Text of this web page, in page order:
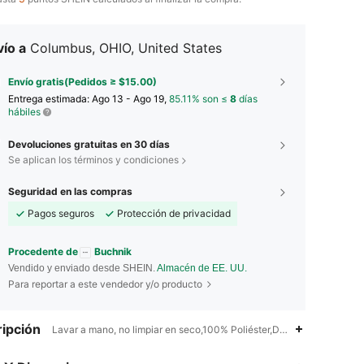
a Columbus, OHIO, United States
Envío gratis(Pedidos ≥ $15.00)
Entrega estimada: Ago 13 - Ago 19, 85.11% son ≤ 8 días
hábiles
Devoluciones gratuitas en 30 días
Se aplican los términos y condiciones
Seguridad en las compras
Pagos seguros
Protección de privacidad
Procedente de Buchnik
Vendido y enviado desde SHEIN. Almacén de EE. UU.
Para reportar a este vendedor y/o producto
Lavar a mano, no limpiar en seco,100% Poliéster,Dormitorio,Sala de